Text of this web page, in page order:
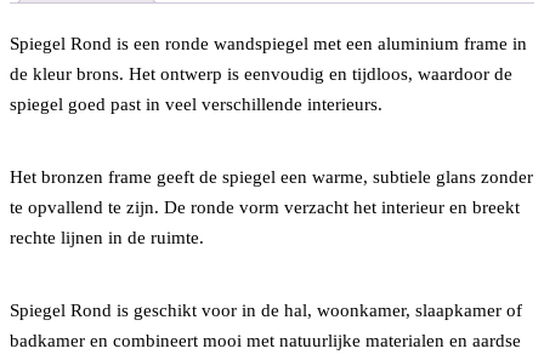
Spiegel Rond is een ronde wandspiegel met een aluminium frame in
de kleur brons. Het ontwerp is eenvoudig en tijdloos, waardoor de
spiegel goed past in veel verschillende interieurs.
Het bronzen frame geeft de spiegel een warme, subtiele glans zonder
te opvallend te zijn. De ronde vorm verzacht het interieur en breekt
rechte lijnen in de ruimte.
Spiegel Rond is geschikt voor in de hal, woonkamer, slaapkamer of
badkamer en combineert mooi met natuurlijke materialen en aardse